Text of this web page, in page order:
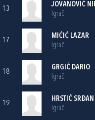
13
JOVANOVIĆ
Igrač
17
MIĆIĆ LAZAR
Igrač
18
GRGIĆ DARIO
Igrač
19
HRSTIĆ SRĐAN
Igrač